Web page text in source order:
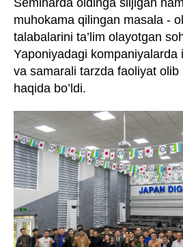
muhokama qilingan masala -
talabalarini ta’lim olayotgan
Yaponiyadagi kompaniyalarda
va samarali tarzda faoliyat olib
haqida bo’ldi.